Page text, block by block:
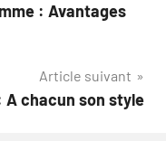
: Avantages
Article suivant
chacun son style